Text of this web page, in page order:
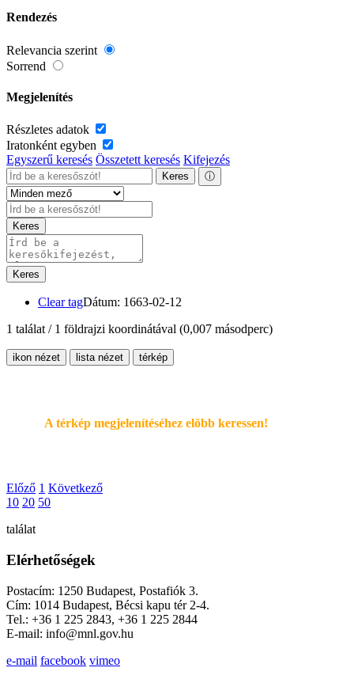
Rendezés
Relevancia szerint
Sorrend
Megjelenítés
Részletes adatok
Iratonként egyben
Egyszerű keresés Összetett keresés Kifejezés
Keres ⓘ
Keres
Keres
Clear tagDátum: 1663-02-12
1 találat / 1 földrajzi koordinátával (0,007 másodperc)
ikon nézet lista nézet térkép
A térkép megjelenítéséhez elöbb keressen!
Előző 1 Következő
10 20 50
találat
Elérhetőségek
Postacím: 1250 Budapest, Postafiók 3.
Cím: 1014 Budapest, Bécsi kapu tér 2-4.
Tel.: +36 1 225 2843, +36 1 225 2844
E-mail: info@mnl.gov.hu
e-mail facebook vimeo